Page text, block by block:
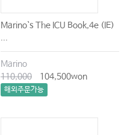
Marino`s The ICU Book,4e (IE)
...
Marino
110,000
104,500won
해외주문가능